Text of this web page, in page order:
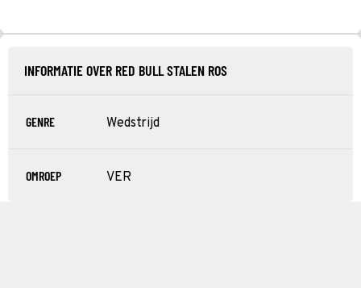
INFORMATIE OVER RED BULL STALEN ROS
GENRE Wedstrijd
OMROEP VER